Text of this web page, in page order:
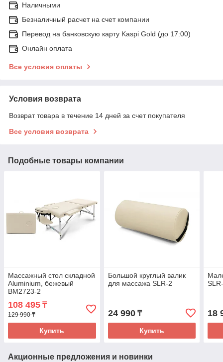
Наличными
Безналичный расчет на счет компании
Перевод на банковскую карту Kaspi Gold (до 17:00)
Онлайн оплата
Все условия оплаты
Условия возврата
Возврат товара в течение 14 дней за счет покупателя
Все условия возврата
Подобные товары компании
Массажный стол складной
Aluminium, бежевый
BM2723-2
108 495 ₸
129 990 ₸
Купить
Большой круглый валик
для массажа SLR-2
24 990₸
Купить
18
Акционные предложения и новинки